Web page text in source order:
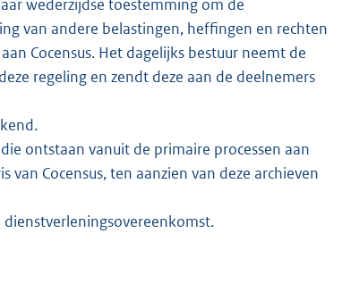
wederzijdse toestemming om de
van andere belastingen, heffingen en rechten
Cocensus. Het dagelijks bestuur neemt de
regeling en zendt deze aan de deelnemers
ontstaan vanuit de primaire processen aan
van Cocensus, ten aanzien van deze archieven